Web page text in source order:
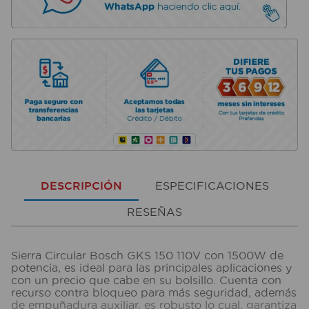
DESCRIPCIÓN ESPECIFICACIONES
RESEÑAS
Sierra Circular Bosch GKS 150 110V con 1500W de
potencia, es ideal para las principales aplicaciones y
con un precio que cabe en su bolsillo. Cuenta con
recurso contra bloqueo para más seguridad, además
de empuñadura auxiliar, es robusto lo cual, garantiza